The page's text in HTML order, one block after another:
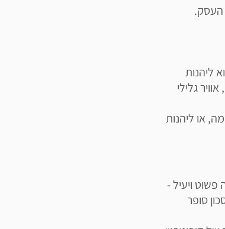
העסק.
ליהנות
גלילי
או ליהנות
ויעיל -
סופר